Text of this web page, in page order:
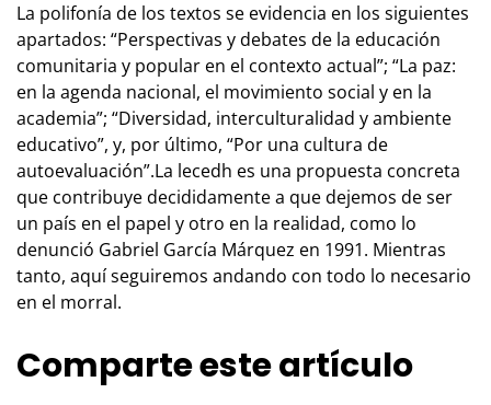
La polifonía de los textos se evidencia en los siguientes
apartados: “Perspectivas y debates de la educación
comunitaria y popular en el contexto actual”; “La paz:
en la agenda nacional, el movimiento social y en la
academia”; “Diversidad, interculturalidad y ambiente
educativo”, y, por último, “Por una cultura de
autoevaluación”.La lecedh es una propuesta concreta
que contribuye decididamente a que dejemos de ser
un país en el papel y otro en la realidad, como lo
denunció Gabriel García Márquez en 1991. Mientras
tanto, aquí seguiremos andando con todo lo necesario
en el morral.
Comparte este artículo